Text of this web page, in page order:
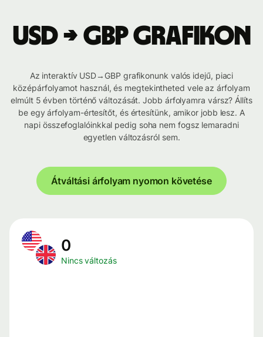
USD → GBP grafikon
Az interaktív USD→GBP grafikonunk valós idejű, piaci
középárfolyamot használ, és megtekintheted vele az árfolyam
elmúlt 5 évben történő változását. Jobb árfolyamra vársz? Állíts
be egy árfolyam-értesítőt, és értesítünk, amikor jobb lesz. A
napi összefoglalóinkkal pedig soha nem fogsz lemaradni
egyetlen változásról sem.
Átváltási árfolyam nyomon követése
0
Nincs változás